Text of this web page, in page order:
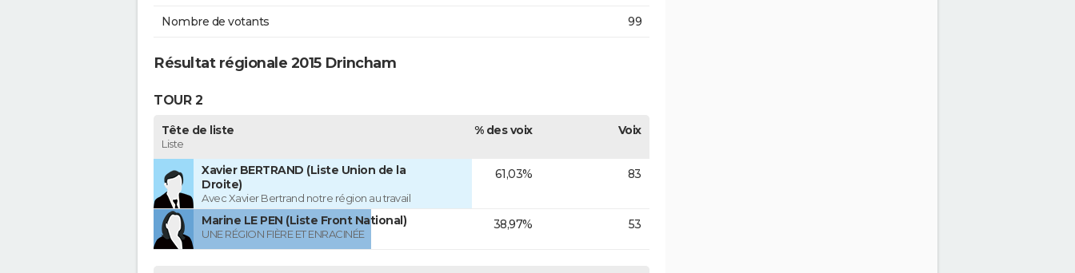
Nombre de votants 99
Résultat régionale 2015 Drincham
TOUR 2
Tête de liste
Liste
% des voix Voix
Xavier BERTRAND (Liste Union de la
Droite)
Avec Xavier Bertrand notre région au travail
61,03% 83
Marine LE PEN (Liste Front National)
UNE RÉGION FIÈRE ET ENRACINÉE
38,97% 53